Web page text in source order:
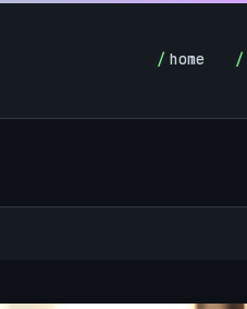
home